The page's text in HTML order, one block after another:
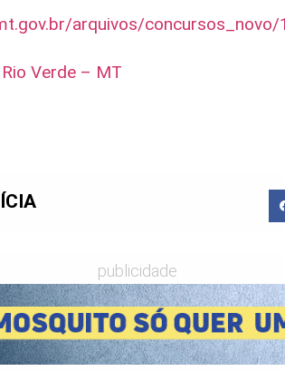
arquivos/
Verde – MT
publicidade